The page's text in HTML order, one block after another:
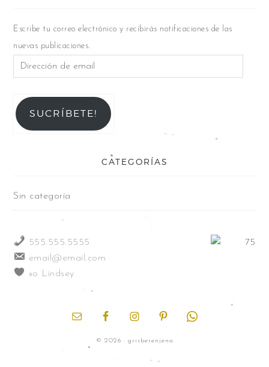
Escribe tu correo electrónico y recibirás notificaciones de las
nuevas publicaciones.
SUCRÍBETE!
CATEGORÍAS
Sin categoría
555.555.5555
email@email.com
xo Lindsey
© 2026 · grisberenjena